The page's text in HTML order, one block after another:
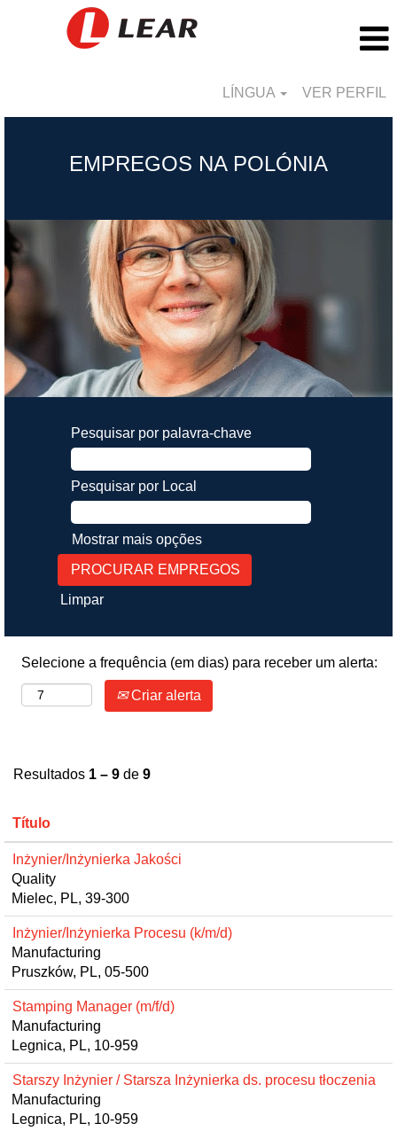
LÍNGUA VER PERFIL
EMPREGOS NA POLÓNIA
Pesquisar por palavra-chave
Pesquisar por Local
Mostrar mais opções
Limpar
Selecione a frequência (em dias) para receber um alerta:
Criar alerta
Resultados 1 – 9 de 9
Título
Inżynier/Inżynierka Jakości
Quality
Mielec, PL, 39-300
Inżynier/Inżynierka Procesu (k/m/d)
Manufacturing
Pruszków, PL, 05-500
Stamping Manager (m/f/d)
Manufacturing
Legnica, PL, 10-959
Starszy Inżynier / Starsza Inżynierka ds. procesu tłoczenia
Manufacturing
Legnica, PL, 10-959